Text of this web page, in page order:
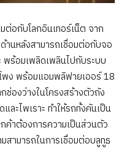
ต่อกับโลกอินเทอร์เน็ต จาก
นหลังสามารถเชื่อมต่อกับจอ
พร้อมเพลิดเพลินไปกับระบบ
พง พร้อมแอมพลิฟายเออร์ 18
องว่างในโครงสร้างตัวถัง
ละไพเราะ ทำให้รถทั้งคันเป็น
ค้าต้องการความเป็นส่วนตัว
ามารถในการเชื่อมต่อบลูทูธ